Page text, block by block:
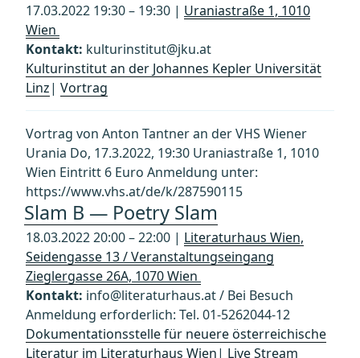
17.03.2022 19:30 – 19:30 | Uraniastraße 1, 1010
Wien
Kontakt: kulturinstitut@jku.at
Kulturinstitut an der Johannes Kepler Universität
Linz| Vortrag
Vortrag von Anton Tantner an der VHS Wiener
Urania Do, 17.3.2022, 19:30 Uraniastraße 1, 1010
Wien Eintritt 6 Euro Anmeldung unter:
https://www.vhs.at/de/k/287590115
Slam B — Poetry Slam
18.03.2022 20:00 – 22:00 | Literaturhaus Wien,
Seidengasse 13 / Veranstaltungseingang
Zieglergasse 26A, 1070 Wien
Kontakt: info@literaturhaus.at / Bei Besuch
Anmeldung erforderlich: Tel. 01-5262044-12
Dokumentationsstelle für neuere österreichische
Literatur im Literaturhaus Wien| Live Stream